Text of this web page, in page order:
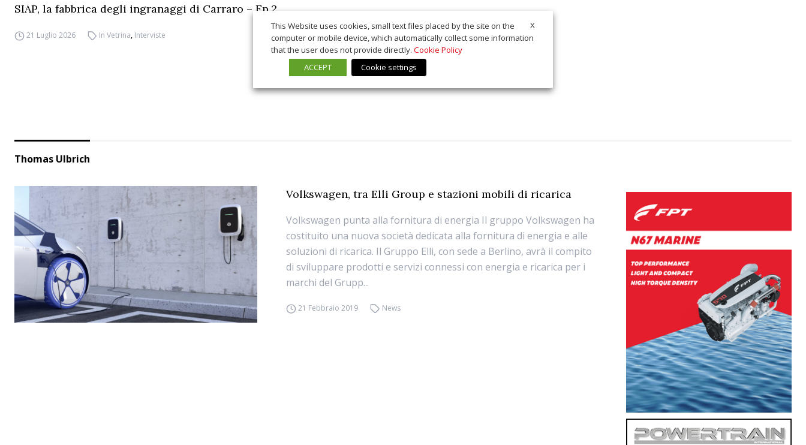
SIAP, la fabbrica degli ingranaggi di Carraro – Ep.2
21 Luglio 2026 In Vetrina, Interviste
Thomas Ulbrich
Volkswagen, tra Elli Group e stazioni mobili di ricarica
Volkswagen punta alla fornitura di energia Il gruppo Volkswagen ha
costituito una nuova società dedicata alla fornitura di energia e alle
soluzioni di ricarica. Il Gruppo Elli, con sede a Berlino, avrà il compito
di sviluppare prodotti e servizi connessi con energia e ricarica per i
marchi del Grupp...
21 Febbraio 2019 News
X
This Website uses cookies, small text files placed by the site on the
computer or mobile device, which automatically collect some information
that the user does not provide directly. Cookie Policy
ACCEPT
Cookie settings